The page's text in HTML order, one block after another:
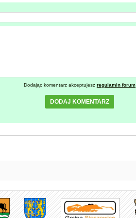
Dodając komentarz akceptujesz regulamin forum
DODAJ KOMENTARZ